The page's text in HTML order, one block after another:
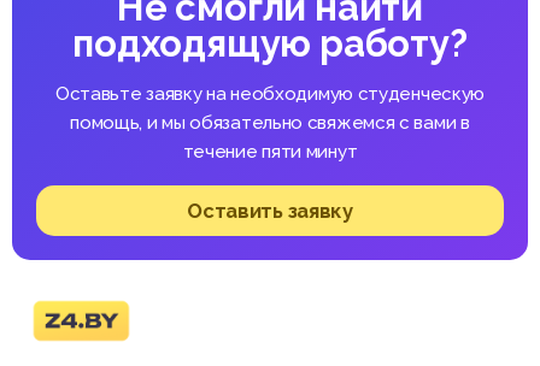
подходящую работу?
Оставьте заявку на необходимую студенческую
помощь, и мы обязательно свяжемся с вами в
течение пяти минут
Оставить заявку